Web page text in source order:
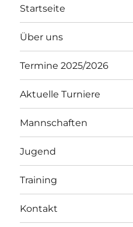
Startseite
Über uns
Termine 2025/2026
Aktuelle Turniere
Mannschaften
Jugend
Training
Kontakt